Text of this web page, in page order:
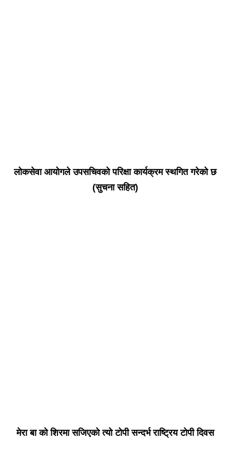
लोकसेवा आयोगले उपसचिवको परिक्षा कार्यक्रम स्थगित गरेको छ
(सुचना सहित)
मेरा बा को शिरमा सजिएकाे त्यो टोपी सन्दर्भ राष्ट्रिय टाेपी दिवस